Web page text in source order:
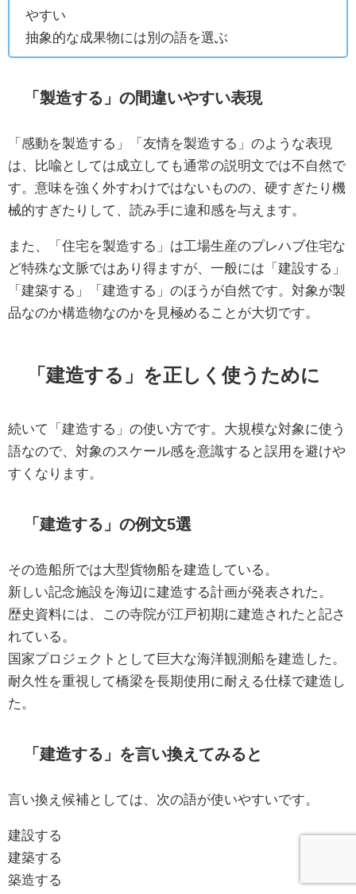
やすい
抽象的な成果物には別の語を選ぶ
「製造する」の間違いやすい表現
「感動を製造する」「友情を製造する」のような表現
は、比喩としては成立しても通常の説明文では不自然で
す。意味を強く外すわけではないものの、硬すぎたり機
械的すぎたりして、読み手に違和感を与えます。
また、「住宅を製造する」は工場生産のプレハブ住宅な
ど特殊な文脈ではあり得ますが、一般には「建設する」
「建築する」「建造する」のほうが自然です。対象が製
品なのか構造物なのかを見極めることが大切です。
「建造する」を正しく使うために
続いて「建造する」の使い方です。大規模な対象に使う
語なので、対象のスケール感を意識すると誤用を避けや
すくなります。
「建造する」の例文5選
その造船所では大型貨物船を建造している。
新しい記念施設を海辺に建造する計画が発表された。
歴史資料には、この寺院が江戸初期に建造されたと記さ
れている。
国家プロジェクトとして巨大な海洋観測船を建造した。
耐久性を重視して橋梁を長期使用に耐える仕様で建造し
た。
「建造する」を言い換えてみると
言い換え候補としては、次の語が使いやすいです。
建設する
建築する
築造する